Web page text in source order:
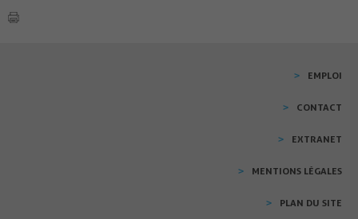
EMPLOI
CONTACT
EXTRANET
MENTIONS LÉGALES
PLAN DU SITE